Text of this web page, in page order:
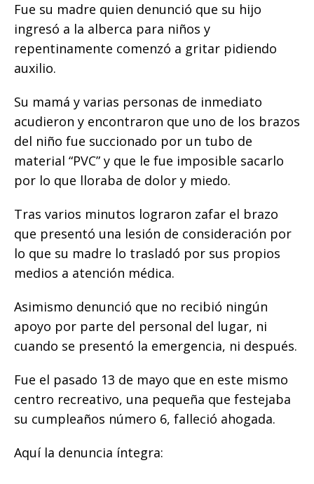
Fue su madre quien denunció que su hijo
ingresó a la alberca para niños y
repentinamente comenzó a gritar pidiendo
auxilio.
Su mamá y varias personas de inmediato
acudieron y encontraron que uno de los brazos
del niño fue succionado por un tubo de
material “PVC” y que le fue imposible sacarlo
por lo que lloraba de dolor y miedo.
Tras varios minutos lograron zafar el brazo
que presentó una lesión de consideración por
lo que su madre lo trasladó por sus propios
medios a atención médica.
Asimismo denunció que no recibió ningún
apoyo por parte del personal del lugar, ni
cuando se presentó la emergencia, ni después.
Fue el pasado 13 de mayo que en este mismo
centro recreativo, una pequeña que festejaba
su cumpleaños número 6, falleció ahogada.
Aquí la denuncia íntegra: